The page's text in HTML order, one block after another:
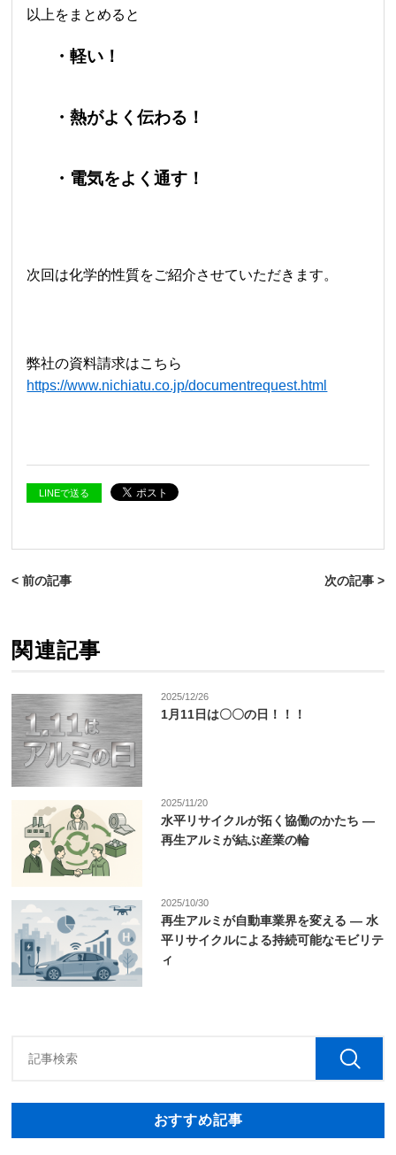
以上をまとめると
・軽い！
・熱がよく伝わる！
・電気をよく通す！
次回は化学的性質をご紹介させていただきます。
弊社の資料請求はこちら
https://www.nichiatu.co.jp/documentrequest.html
LINEで送る
< 前の記事 次の記事 >
関連記事
2025/12/26
1月11日は〇〇の日！！！
2025/11/20
水平リサイクルが拓く協働のかたち ―
再生アルミが結ぶ産業の輪
2025/10/30
再生アルミが自動車業界を変える ― 水
平リサイクルによる持続可能なモビリテ
ィ
おすすめ記事